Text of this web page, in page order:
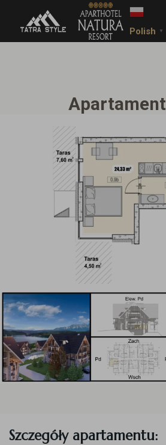
Polish ▼
Szczegóły apartamentu: